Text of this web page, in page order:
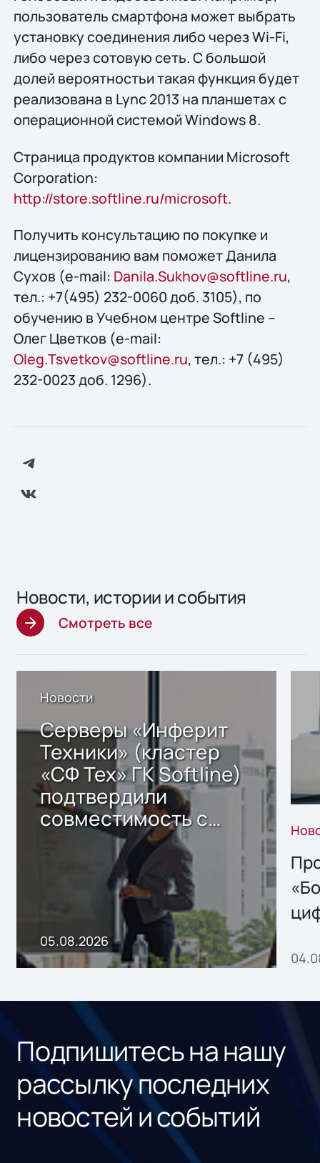
пользователь смартфона может выбрать
установку соединения либо через Wi-Fi,
либо через сотовую сеть. С большой
долей вероятностьи такая функция будет
реализована в Lync 2013 на планшетах с
операционной системой Windows 8.
Страница продуктов компании Microsoft
Corporation:
http://store.softline.ru/microsoft.
Получить консультацию по покупке и
лицензированию вам поможет Данила
Сухов (e-mail: Danila.Sukhov@softline.ru,
тел.: +7(495) 232-0060 доб. 3105), по
обучению в Учебном центре Softline –
Олег Цветков (e-mail:
Oleg.Tsvetkov@softline.ru, тел.: +7 (495)
232-0023 доб. 1296).
Новости, истории и события
Смотреть все
Новости
Серверы «Инферит
Техники» (кластер
«СФ Тех» ГК Softline)
подтвердили
совместимость с
решением Sharx
Storage 2.x для
хранения данных
05.08.2026
Подпишитесь на нашу
рассылку последних
новостей и событий